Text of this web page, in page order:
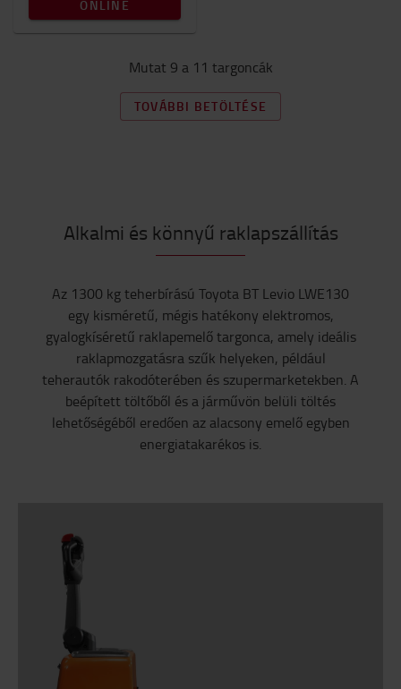
ONLINE
Mutat 9 a 11 targoncák
TOVÁBBI BETÖLTÉSE
Alkalmi és könnyű raklapszállítás
Az 1300 kg teherbírású Toyota BT Levio LWE130
egy kisméretű, mégis hatékony elektromos,
gyalogkíséretű raklapemelő targonca, amely ideális
raklapmozgatásra szűk helyeken, például
teherautók rakodóterében és szupermarketekben. A
beépített töltőből és a járművön belüli töltés
lehetőségéből eredően az alacsony emelő egyben
energiatakarékos is.